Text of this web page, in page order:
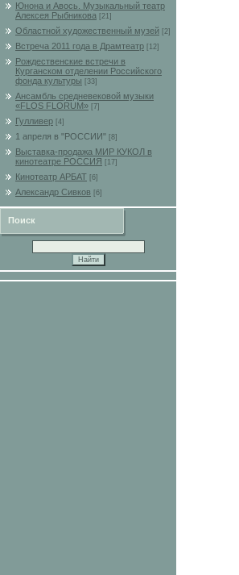
Юнона и Авось. Музыкальный театр
Алексея Рыбникова
[21]
Областной художественный музей [2]
Встреча 2011 года в Драмтеатр [12]
Рождественские встречи в
Курганском отделении Российского
фонда культуры
[33]
Ансамбль средневековой музыки
«FLOS FLORUM» [7]
Гулливер [4]
1 апреля в "РОССИИ" [8]
Выставка-продажа МИР КУКОЛ в
кинотеатре РОССИЯ
[17]
Кинотеатр АРБАТ [6]
Александр Сивков [6]
Поиск